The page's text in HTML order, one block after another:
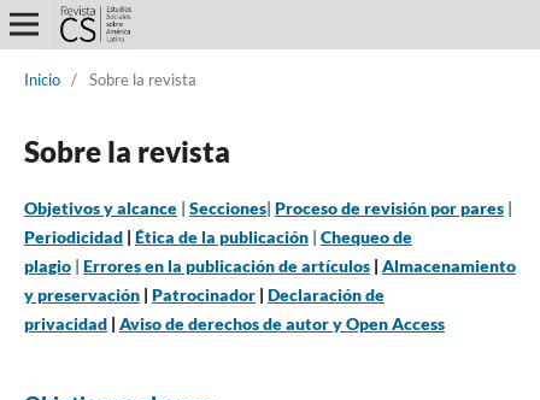
Inicio / Sobre la revista
Sobre la revista
Objetivos y alcance | Secciones| Proceso de revisión por pares |
Periodicidad| Ética de la publicación| Chequeo de
plagio| Errores en la publicación de artículos| Almacenamiento
y preservación| Patrocinador| Declaración de
privacidad| Aviso de derechos de autor y Open Access